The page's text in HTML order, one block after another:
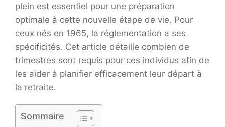
plein est essentiel pour une préparation
optimale à cette nouvelle étape de vie. Pour
ceux nés en 1965, la réglementation a ses
spécificités. Cet article détaille combien de
trimestres sont requis pour ces individus afin de
les aider à planifier efficacement leur départ à
la retraite.
Sommaire